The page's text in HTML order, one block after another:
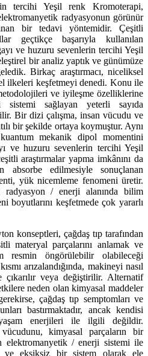
tercihi Yeşil renk Kromoterapi,
radyasyonun görünür
bir tedavi yöntemidir. Çeşitli
geçtikçe başarıyla kullanılan
ve huzuru sevenlerin tercihi Yeşil
bir analiz yaptık ve günümüze
Birkaç araştırmacı, niceliksel
ilkeleri keşfetmeyi denedi. Konu ile
ve iyileşme özelliklerine
sağlayan yeterli sayıda
Bir dizi çalışma, insan vücudu ve
bir şekilde ortaya koymuştur. Aynı
mekanik dipol momentini
ve huzuru sevenlerin tercihi Yeşil
araştırmalar yapma imkânını da
absorbe edilmesiyle sonuçlanan
yük nicemleme fenomeni üretir.
radyasyon / enerji alanında bilim
boyutlarını keşfetmede çok yararlı
konseptleri, çağdaş tıp tarafından
materyal parçalarını anlamak ve
resmin öngörülebilir olabileceği
arızalandığında, makineyi nasıl
çıkarılır veya değiştirilir. Alternatif
neden olan kimyasal maddeler
çağdaş tıp semptomları ve
bastırmaktadır, ancak kendisi
yaşam enerjileri ile ilgili değildir.
vücudunu, kimyasal parçaların bir
elektromanyetik / enerji sistemi ile
ve eksiksiz bir sistem olarak ele